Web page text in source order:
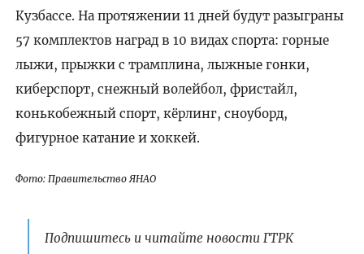
Кузбассе. На протяжении 11 дней будут разыграны
57 комплектов наград в 10 видах спорта: горные
лыжи, прыжки с трамплина, лыжные гонки,
киберспорт, снежный волейбол, фристайл,
конькобежный спорт, кёрлинг, сноуборд,
фигурное катание и хоккей.
Фото: Правительство ЯНАО
Подпишитесь и читайте новости ГТРК